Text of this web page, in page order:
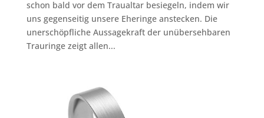
schon bald vor dem Traualtar besiegeln, indem wir
uns gegenseitig unsere Eheringe anstecken. Die
unerschöpfliche Aussagekraft der unübersehbaren
Trauringe zeigt allen...